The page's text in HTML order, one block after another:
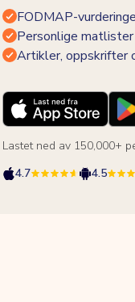
FODMAP-
Personlige
Artikler, oppskrifter
Lastet ned av 150,000+
4.7
4.5